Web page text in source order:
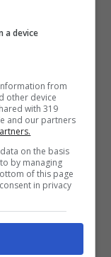
prima
dal SSN
AVERE
PER
futura
l’olio di
a device
from
other device
with 319
and our partners
on the basis
by managing
of this page
in privacy